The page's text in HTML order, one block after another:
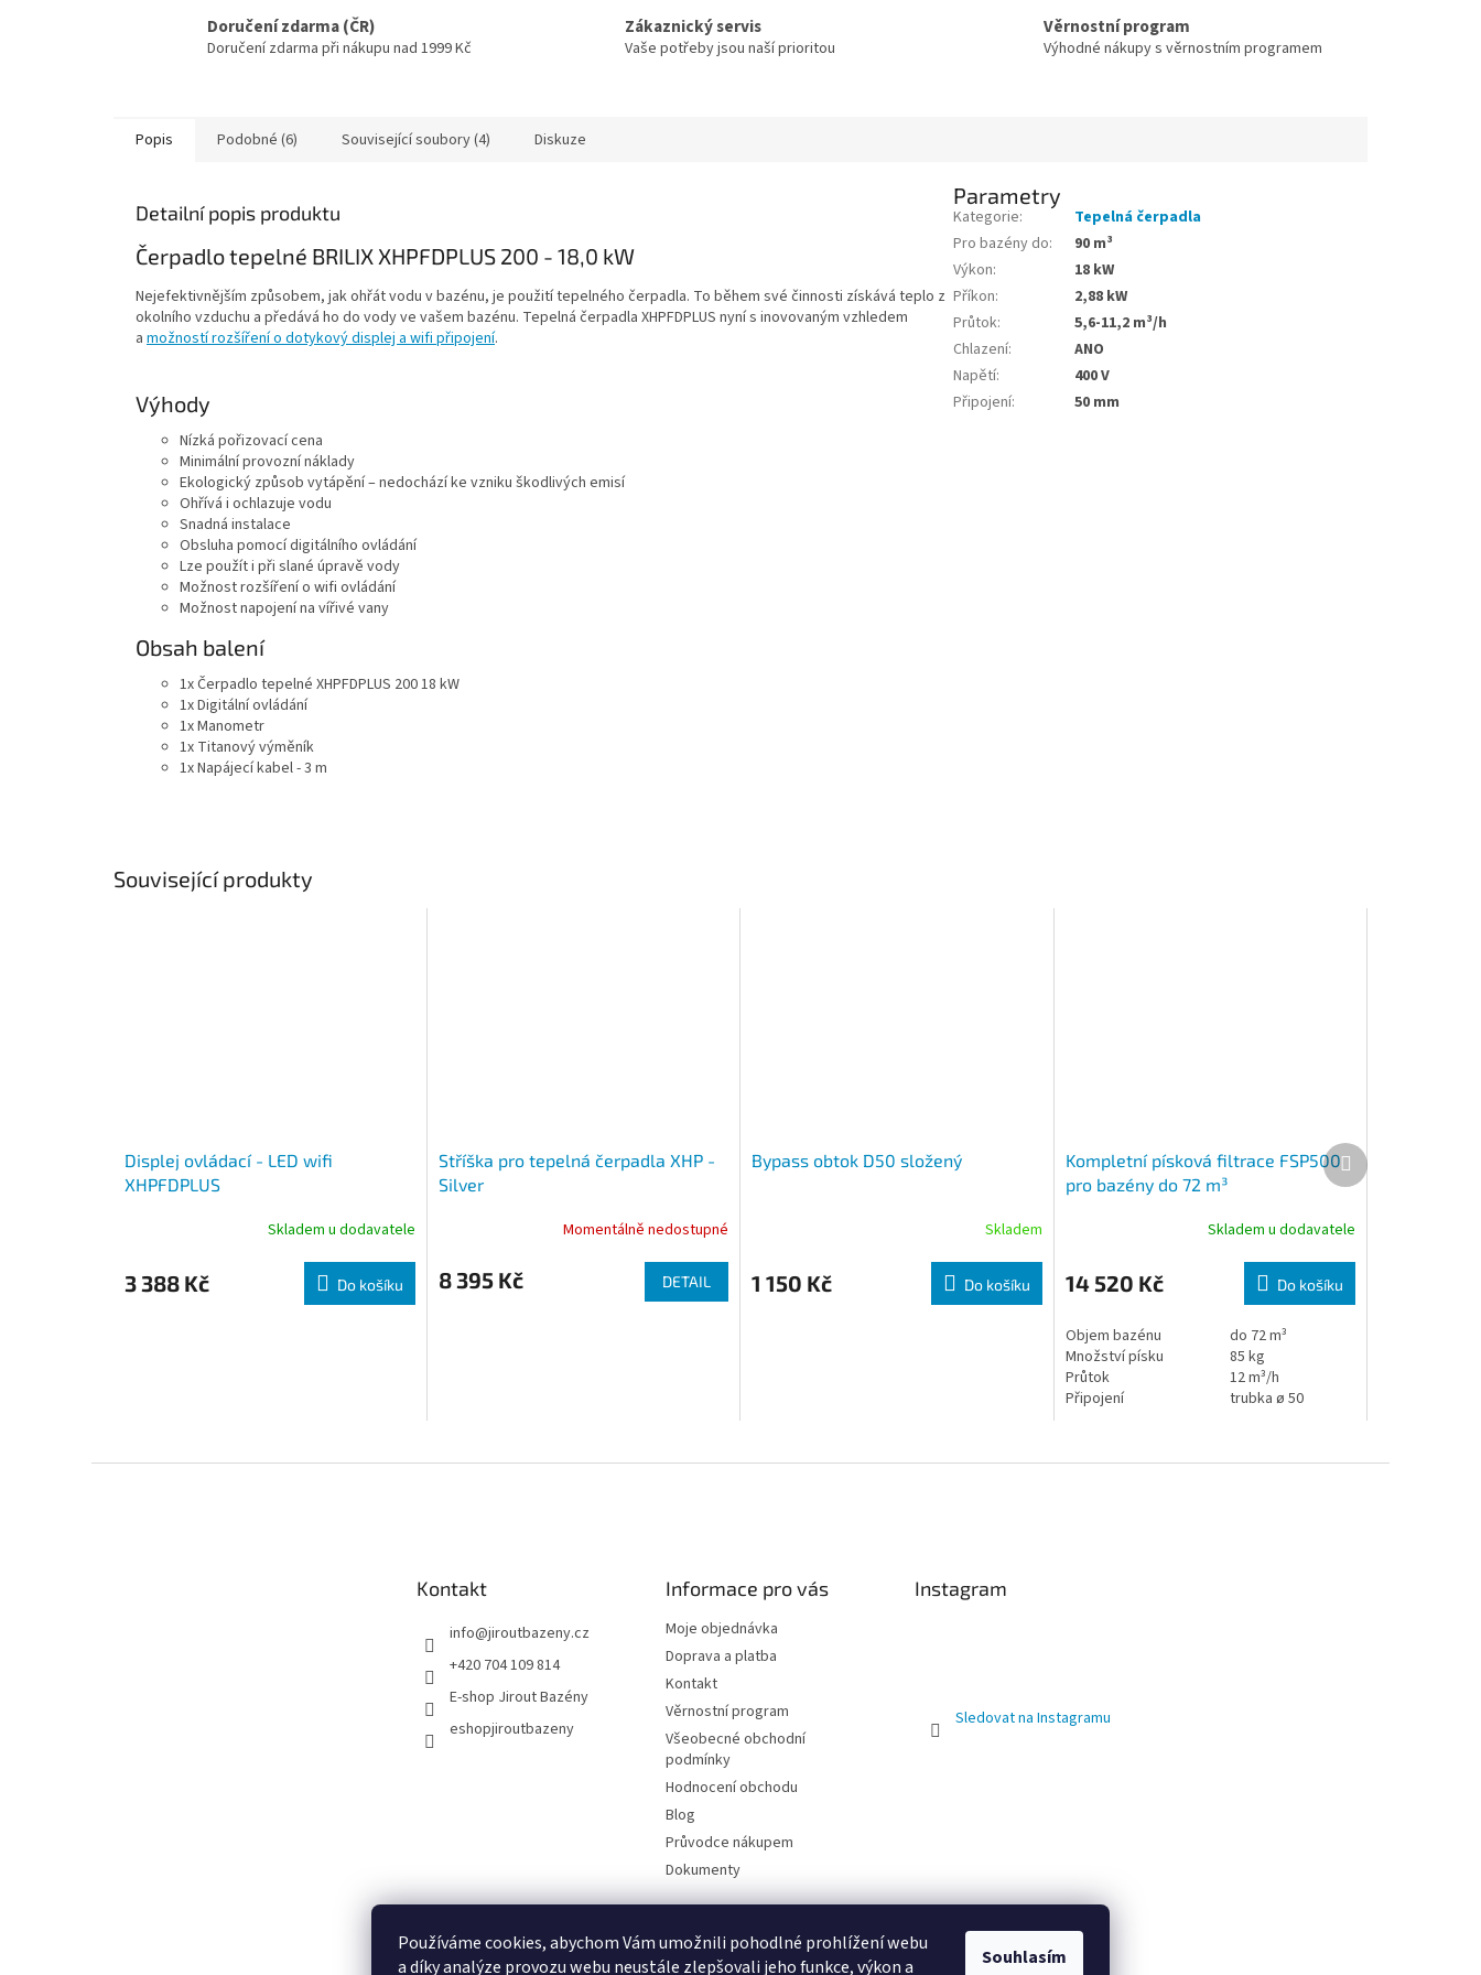
Používáme cookies, abychom Vám umožnili pohodlné prohlížení webu
a díky analýze provozu webu neustále zlepšovali jeho funkce, výkon a
Souhlasím
Doručení zdarma (ČR)
Doručení zdarma při nákupu nad 1999 Kč
Zákaznický servis
Vaše potřeby jsou naší prioritou
Věrnostní program
Výhodné nákupy s věrnostním programem
Popis Podobné (6) Související soubory (4) Diskuze
Detailní popis produktu
Čerpadlo tepelné BRILIX XHPFDPLUS 200 - 18,0 kW
Nejefektivnějším způsobem, jak ohřát vodu v bazénu, je použití tepelného čerpadla. To během své činnosti získává teplo z
okolního vzduchu a předává ho do vody ve vašem bazénu. Tepelná čerpadla XHPFDPLUS nyní s inovovaným vzhledem
a možností rozšíření o dotykový displej a wifi připojení.
Výhody
Nízká pořizovací cena
Minimální provozní náklady
Ekologický způsob vytápění – nedochází ke vzniku škodlivých emisí
Ohřívá i ochlazuje vodu
Snadná instalace
Obsluha pomocí digitálního ovládání
Lze použít i při slané úpravě vody
Možnost rozšíření o wifi ovládání
Možnost napojení na vířivé vany
Obsah balení
1x Čerpadlo tepelné XHPFDPLUS 200 18 kW
1x Digitální ovládání
1x Manometr
1x Titanový výměník
1x Napájecí kabel - 3 m
Parametry
Kategorie:
Tepelná čerpadla
Pro bazény do:
90 m³
Výkon:
18 kW
Příkon:
2,88 kW
Průtok:
5,6-11,2 m³/h
Chlazení:
ANO
Napětí:
400 V
Připojení: 50 mm
Související produkty
Displej ovládací - LED wifi
XHPFDPLUS
Skladem u dodavatele
3 388 Kč Do košíku
Stříška pro tepelná čerpadla XHP -
Silver
Momentálně nedostupné
8 395 Kč DETAIL
Bypass obtok D50 složený
Skladem
1 150 Kč Do košíku
Kompletní písková filtrace FSP500
pro bazény do 72 m³
Skladem u dodavatele
14 520 Kč Do košíku
Objem bazénu
do 72 m³
Množství písku
85 kg
Průtok
12 m³/h
Připojení
trubka ø 50
Další produkt
Kontakt
info@jiroutbazeny.cz
+420 704 109 814
E-shop Jirout Bazény
eshopjiroutbazeny
Informace pro vás
Moje objednávka
Doprava a platba
Kontakt
Věrnostní program
Všeobecné obchodní
podmínky
Hodnocení obchodu
Blog
Průvodce nákupem
Dokumenty
Instagram
Sledovat na Instagramu